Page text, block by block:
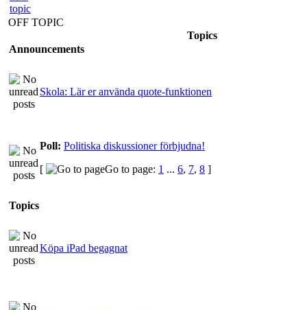
OFF TOPIC
Topics
Announcements
Skola: Lär er använda quote-funktionen
Poll: Politiska diskussioner förbjudna!
[
Go to page: 1 ... 6, 7, 8 ]
Topics
Köpa iPad begagnat